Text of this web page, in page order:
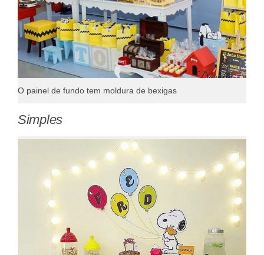
O painel de fundo tem moldura de bexigas
Simples